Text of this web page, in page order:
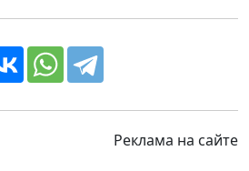
Реклама на сайте